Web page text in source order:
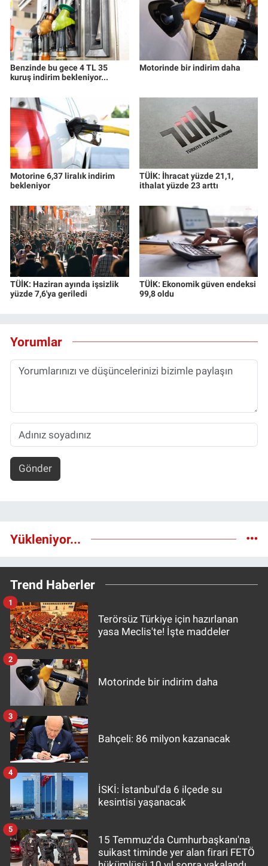
Benzinde bu gece 4 TL 35
kuruş indirim bekleniyor...
Motorinde bir indirim daha
Motorine 6,37 liralık indirim
bekleniyor
TÜİK: İhracat yüzde 21,1,
ithalat yüzde 23 arttı
TÜİK: Haziran ayında işsizlik
yüzde 7,6'ya geriledi
TÜİK: Ekonomik güven endeksi
99,8 oldu
Yorumlar
Gönder
Yükleniyor...
Trend Haberler
Terörsüz Türkiye için hazırlanan
yasa Meclis'te! İşte maddeler
1
Motorinde bir indirim daha
2
Bahçeli: 86 milyon kazanacak
3
İSKİ: İstanbul'da 6 ilçede su
kesintisi yaşanacak
4
15 Temmuz'da Cumhurbaşkanı'na
suikast timinde yer alan firari FETÖ
5